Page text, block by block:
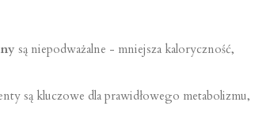
są niepodważalne - mniejsza kaloryczność,
są kluczowe dla prawidłowego metabolizmu,